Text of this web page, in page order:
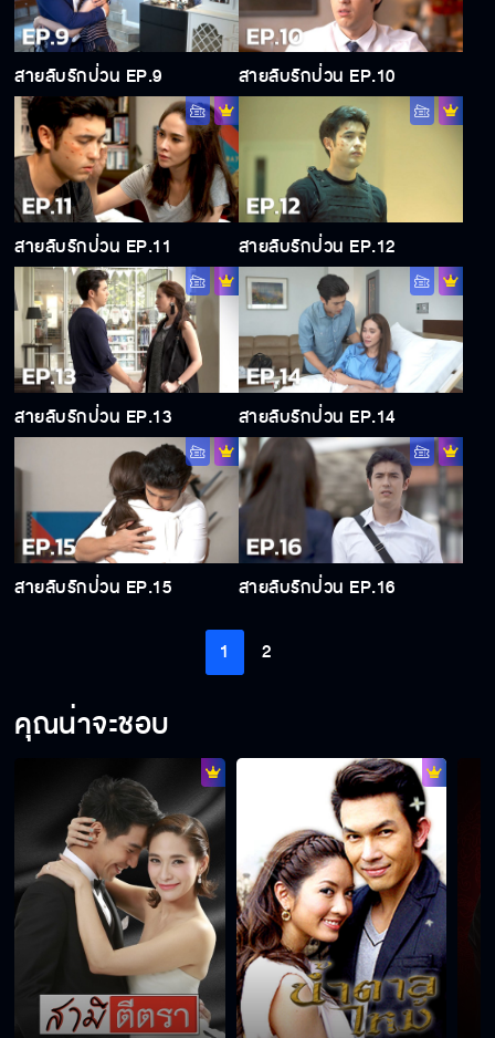
สายลับรักป่วน EP.9 สายลับรักป่วน EP.10
สายลับรักป่วน EP.11 สายลับรักป่วน EP.12
สายลับรักป่วน EP.13 สายลับรักป่วน EP.14
สายลับรักป่วน EP.15 สายลับรักป่วน EP.16
1 2
คุณน่าจะชอบ